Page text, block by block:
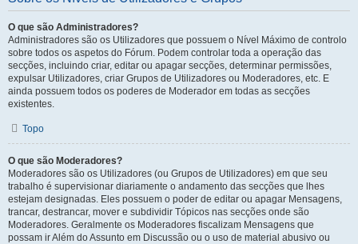
O que são Administradores?
Administradores são os Utilizadores que possuem o Nível Máximo de controlo
sobre todos os aspetos do Fórum. Podem controlar toda a operação das
secções, incluindo criar, editar ou apagar secções, determinar permissões,
expulsar Utilizadores, criar Grupos de Utilizadores ou Moderadores, etc. E
ainda possuem todos os poderes de Moderador em todas as secções
existentes.
Topo
O que são Moderadores?
Moderadores são os Utilizadores (ou Grupos de Utilizadores) em que seu
trabalho é supervisionar diariamente o andamento das secções que lhes
estejam designadas. Eles possuem o poder de editar ou apagar Mensagens,
trancar, destrancar, mover e subdividir Tópicos nas secções onde são
Moderadores. Geralmente os Moderadores fiscalizam Mensagens que
possam ir Além do Assunto em Discussão ou o uso de material abusivo ou